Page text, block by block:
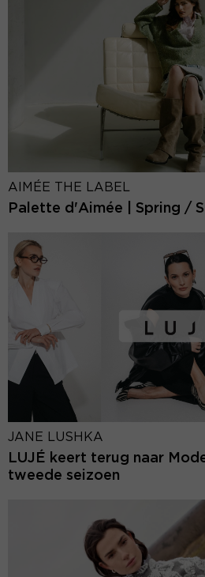
AIMÉE THE LABEL
Palette d'Aimée | Spring /
JANE LUSHKA
LUJÉ keert terug naar
tweede seizoen